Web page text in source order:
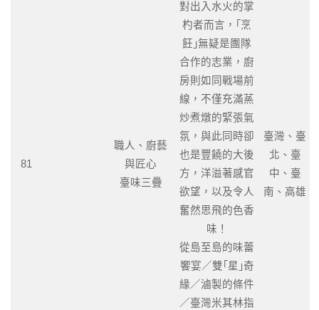
81
職人、廚藝
與匠心
臺味三疊
對出入水火的掌
杓者而言，｢烹
飪｣無疑是團隊
合作的志業，廚
房則如同戰場前
線，不僅充滿蒸
炒煮燉的緊張氣
氛，與此同時卻
也是豐饒的大後
方，洋溢著感官
欲望，以及令人
奮然思飛的色香
味！
從島至島的味蕾
饗宴／雙｢星｣奇
緣／滷製的條件
／臺灣米其林指
臺灣、臺
北、臺
中、臺
南、高雄